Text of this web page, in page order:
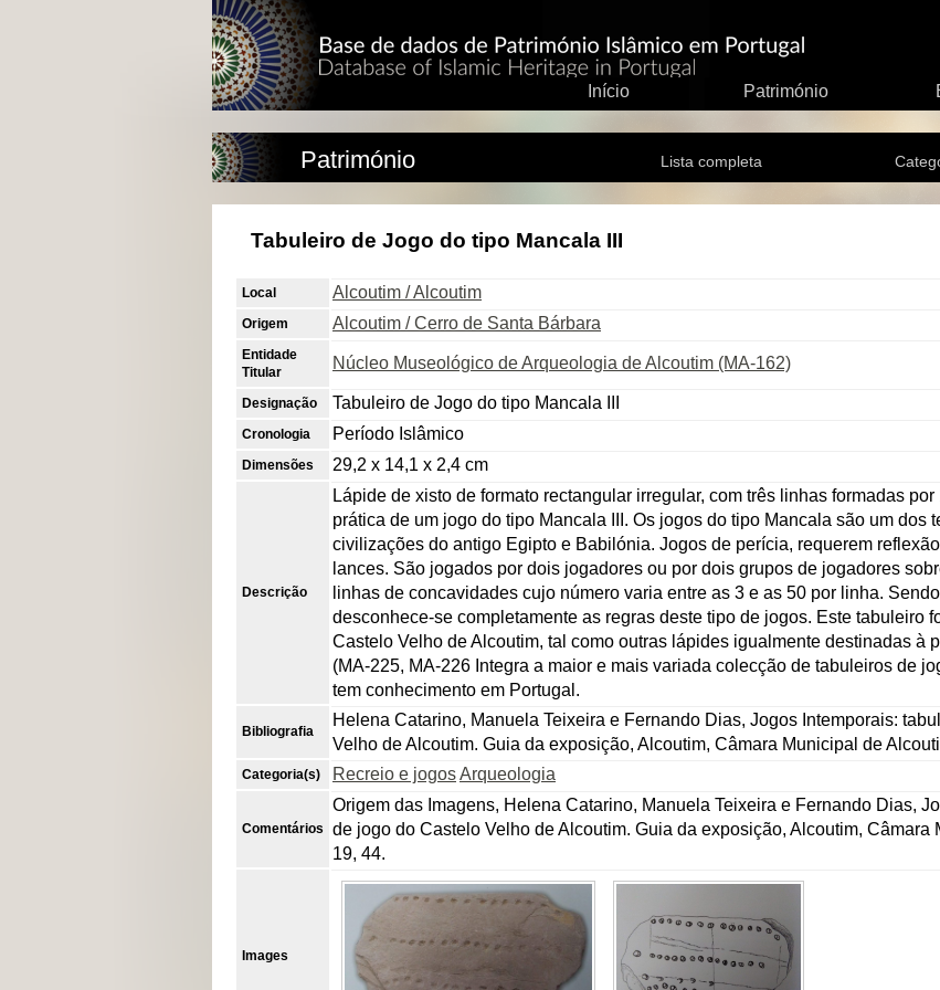
Início Património
Património Lista completa
Tabuleiro de Jogo do tipo Mancala III
Local Alcoutim / Alcoutim
Origem Alcoutim / Cerro de Santa Bárbara
Entidade
Titular
Núcleo Museológico de Arqueologia de Alcoutim (MA-162)
Designação Tabuleiro de Jogo do tipo Mancala III
Cronologia Período Islâmico
Dimensões 29,2 x 14,1 x 2,4 cm
Descrição
Lápide de xisto de formato rectangular irregular, com três linhas formadas
prática de um jogo do tipo Mancala III. Os jogos do tipo Mancala são um dos
civilizações do antigo Egipto e Babilónia. Jogos de perícia, requerem
lances. São jogados por dois jogadores ou por dois grupos de jogadores
linhas de concavidades cujo número varia entre as 3 e as 50 por linha.
desconhece-se completamente as regras deste tipo de jogos. Este tabuleiro
Castelo Velho de Alcoutim, tal como outras lápides igualmente destinadas à
(MA-225, MA-226 Integra a maior e mais variada colecção de tabuleiros de
tem conhecimento em Portugal.
Bibliografia
Helena Catarino, Manuela Teixeira e Fernando Dias, Jogos Intemporais:
Velho de Alcoutim. Guia da exposição, Alcoutim, Câmara Municipal de
Categoria(s) Recreio e jogosArqueologia
Comentários
Origem das Imagens, Helena Catarino, Manuela Teixeira e Fernando Dias,
de jogo do Castelo Velho de Alcoutim. Guia da exposição, Alcoutim, Câmara
19, 44.
Images